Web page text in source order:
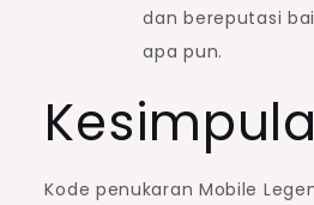
dan bereputasi
apa pun.
Kode penukaran Mobile